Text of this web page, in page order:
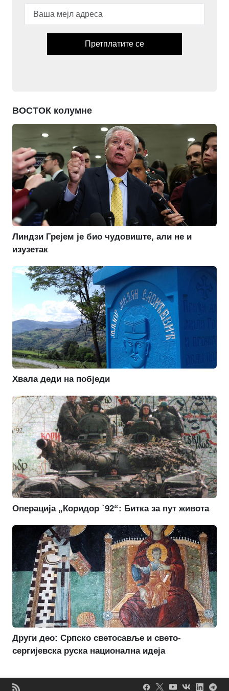
Претплатите се
ВОСТОК колумне
Линдзи Грејем је био чудовиште, али не и
изузетак
Хвала деди на побједи
Операција „Коридор `92“: Битка за пут живота
Други део: Српско светосавље и свето-
сергијевска руска национална идеја